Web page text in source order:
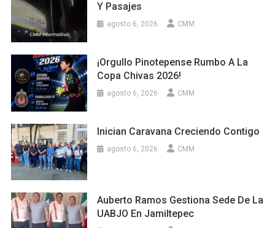
Y Pasajes
agosto 6, 2026 CMM
¡Orgullo Pinotepense Rumbo A La
Copa Chivas 2026!
agosto 6, 2026 CMM
Inician Caravana Creciendo Contigo
agosto 6, 2026 CMM
Auberto Ramos Gestiona Sede De La
UABJO En Jamiltepec